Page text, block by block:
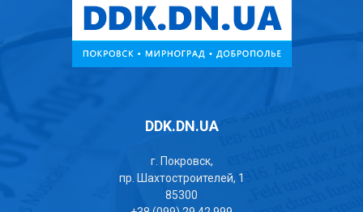
DDK.DN.UA
г. Покровск,
пр. Шахтостроителей, 1
85300